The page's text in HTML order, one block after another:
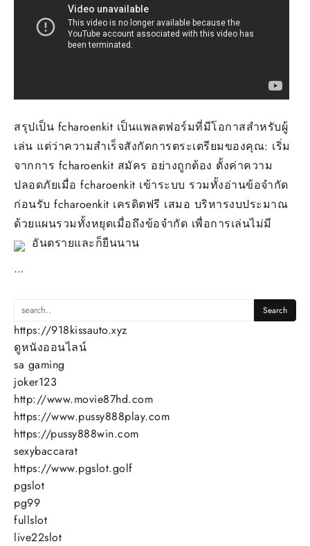
สรุปเป็น fcharoenkit เป็นแพลตฟอร์มที่มีโอกาสสำหรับผู้
เล่น แต่ว่าความสำเร็จสังกัดการตระเตรียมของคุณ: เริ่ม
จากการ fcharoenkit สมัคร อย่างถูกต้อง ตั้งค่าความ
ปลอดภัยเมื่อ fcharoenkit เข้าระบบ รวมทั้งอ่านข้อจำกัด
ก่อนรับ fcharoenkit เครดิตฟรี เสมอ บริหารงบประมาณ
ด้วยแผนรวมทั้งหยุดเมื่อถึงข้อจำกัด เพื่อการเล่นไม่มี
อันตรายและก็ยืนนาน
…
https://918kissauto.xyz
ดูหนังออนไลน์
sa gaming
joker123
http://www.movie87hd.com
https://www.pussy888play.com
https://pussy888win.com
sexybaccarat
https://www.pgslot.golf
pgslot
pg99
fullslot
live22slot